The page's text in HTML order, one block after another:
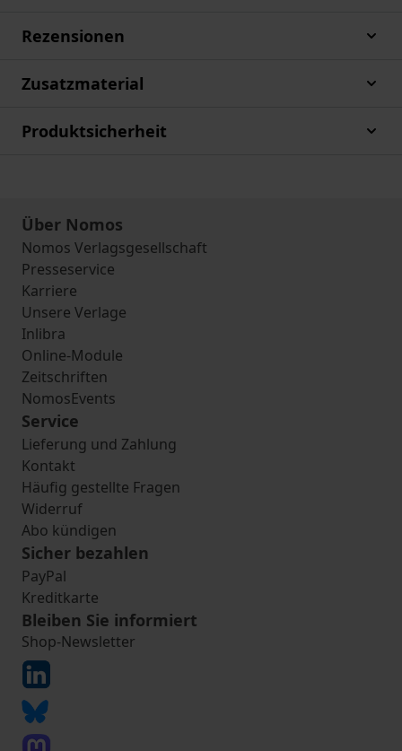
Rezensionen
Zusatzmaterial
Produktsicherheit
Über Nomos
Nomos Verlagsgesellschaft
Presseservice
Karriere
Unsere Verlage
Inlibra
Online-Module
Zeitschriften
NomosEvents
Service
Lieferung und Zahlung
Kontakt
Häufig gestellte Fragen
Widerruf
Abo kündigen
Sicher bezahlen
PayPal
Kreditkarte
Bleiben Sie informiert
Shop-Newsletter